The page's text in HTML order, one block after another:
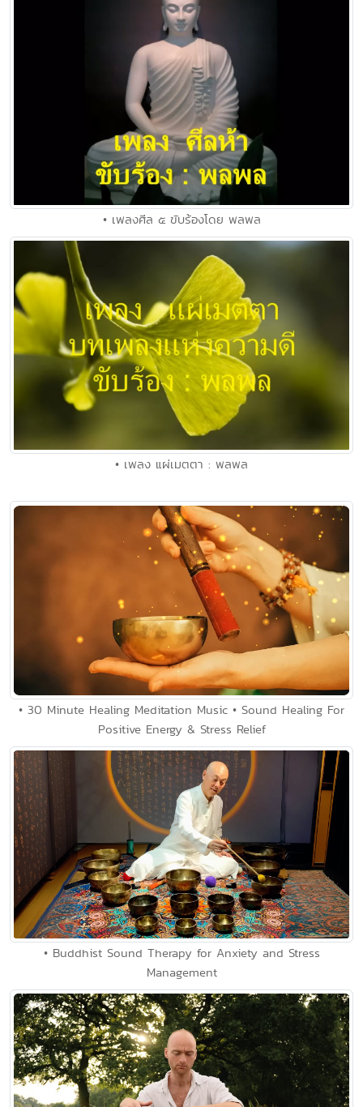
• เพลงศีล ๕ ขับร้องโดย พลพล
• เพลง แผ่เมตตา : พลพล
• 30 Minute Healing Meditation Music • Sound Healing For
Positive Energy & Stress Relief
• Buddhist Sound Therapy for Anxiety and Stress
Management